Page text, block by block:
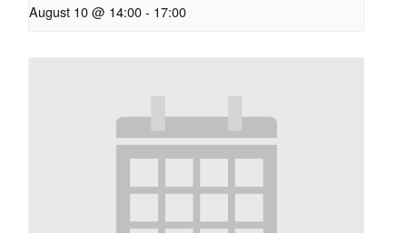
August 10 @ 14:00 - 17:00